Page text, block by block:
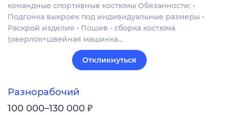
командные спортивные костюмы Обязанности: •
Подгонка выкроек под индивидуальные размеры •
Раскрой изделия • Пошив - сборка костюма
(оверлок+швейная машинка…
Откликнуться
Разнорабочий
100 000–130 000 ₽